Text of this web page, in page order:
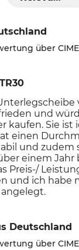
über
und
kaufen. Sie ist
einen
und zudem
einem Jahr
Preis-/
und ich habe
Deutschland
über